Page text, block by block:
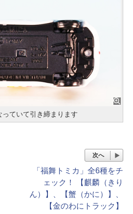
ていて引き締まります
次へ
「福舞トミカ」全6種をチ
ェック！ 【麒麟（きり
ん）】、【蟹（かに）】、
【金のわにトラック】